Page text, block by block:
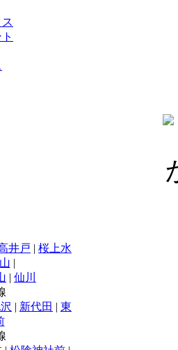
井戸 | 桜上水
|
| 仙川
| 新代田 | 東